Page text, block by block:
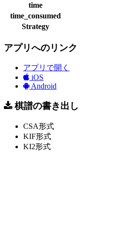
time
time_consumed
Strategy
アプリへのリンク
アプリで開く
iOS
Android
棋譜の書き出し
CSA形式
KIF形式
KI2形式